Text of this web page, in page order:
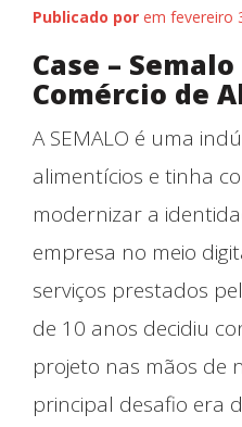
Publicado por em fevereiro
Case –
Comércio de
A SEMALO é uma
alimentícios e tinha
modernizar a
empresa no meio
serviços prestados
de 10 anos decidiu
projeto nas mãos de
principal desafio era